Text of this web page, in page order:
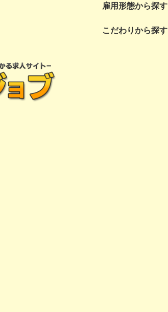
雇用形態から探す
こだわりから探す